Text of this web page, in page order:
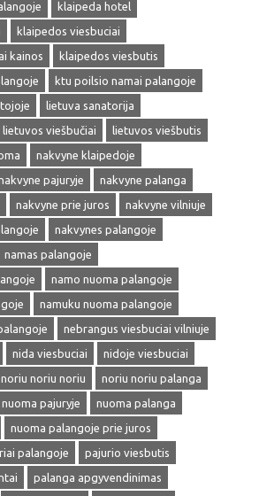
klaipeda hotel
klaipedos viesbuciai
kainos
klaipedos viesbutis
ktu poilsio namai palangoje
lietuva sanatorija
lietuvos viešbučiai
lietuvos viešbutis
nakvyne klaipedoje
pajuryje
nakvyne palanga
nakvyne prie juros
nakvyne vilniuje
nakvynes palangoje
namas palangoje
namo nuoma palangoje
namuku nuoma palangoje
nebrangus viesbuciai vilniuje
nida viesbuciai
nidoje viesbuciai
noriu noriu noriu
noriu noriu palanga
nuoma pajuryje
nuoma palanga
nuoma palangoje prie juros
palangoje
pajurio viesbutis
palanga apgyvendinimas